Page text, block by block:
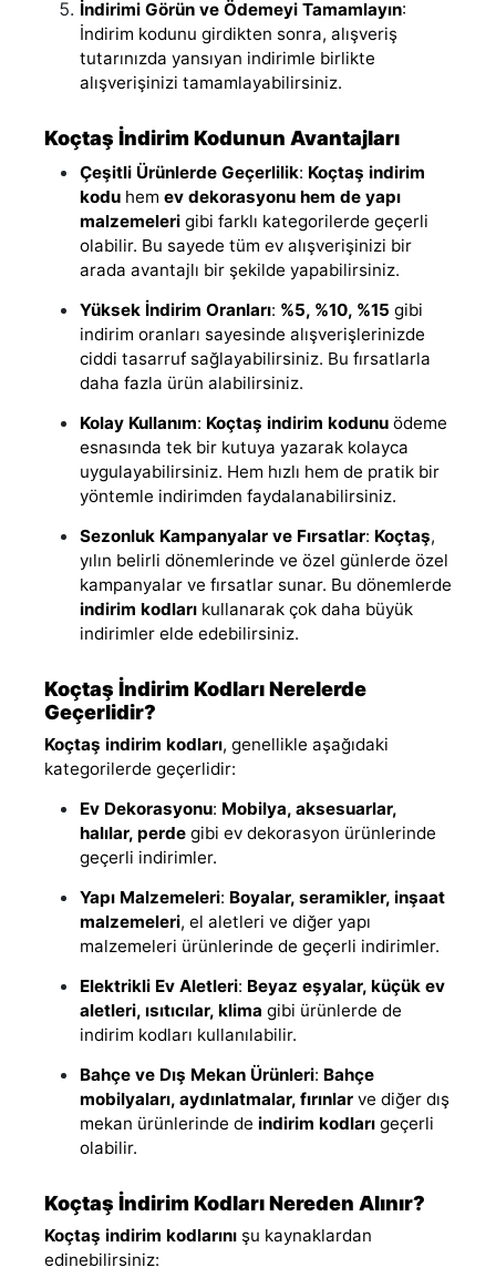
İndirimi Görün ve Ödemeyi Tamamlayın:
İndirim kodunu girdikten sonra, alışveriş
tutarınızda yansıyan indirimle birlikte
alışverişinizi tamamlayabilirsiniz.
Koçtaş İndirim Kodunun Avantajları
Çeşitli Ürünlerde Geçerlilik: Koçtaş indirim
kodu hem ev dekorasyonu hem de yapı
malzemeleri gibi farklı kategorilerde geçerli
olabilir. Bu sayede tüm ev alışverişinizi bir
arada avantajlı bir şekilde yapabilirsiniz.
Yüksek İndirim Oranları: %5, %10, %15 gibi
indirim oranları sayesinde alışverişlerinizde
ciddi tasarruf sağlayabilirsiniz. Bu fırsatlarla
daha fazla ürün alabilirsiniz.
Kolay Kullanım: Koçtaş indirim kodunu ödeme
esnasında tek bir kutuya yazarak kolayca
uygulayabilirsiniz. Hem hızlı hem de pratik bir
yöntemle indirimden faydalanabilirsiniz.
Sezonluk Kampanyalar ve Fırsatlar: Koçtaş,
yılın belirli dönemlerinde ve özel günlerde özel
kampanyalar ve fırsatlar sunar. Bu dönemlerde
indirim kodları kullanarak çok daha büyük
indirimler elde edebilirsiniz.
Koçtaş İndirim Kodları Nerelerde
Geçerlidir?
Koçtaş indirim kodları, genellikle aşağıdaki
kategorilerde geçerlidir:
Ev Dekorasyonu: Mobilya, aksesuarlar,
halılar, perde gibi ev dekorasyon ürünlerinde
geçerli indirimler.
Yapı Malzemeleri: Boyalar, seramikler, inşaat
malzemeleri, el aletleri ve diğer yapı
malzemeleri ürünlerinde de geçerli indirimler.
Elektrikli Ev Aletleri: Beyaz eşyalar, küçük ev
aletleri, ısıtıcılar, klima gibi ürünlerde de
indirim kodları kullanılabilir.
Bahçe ve Dış Mekan Ürünleri: Bahçe
mobilyaları, aydınlatmalar, fırınlar ve diğer dış
mekan ürünlerinde de indirim kodları geçerli
olabilir.
Koçtaş İndirim Kodları Nereden Alınır?
Koçtaş indirim kodlarını şu kaynaklardan
edinebilirsiniz: